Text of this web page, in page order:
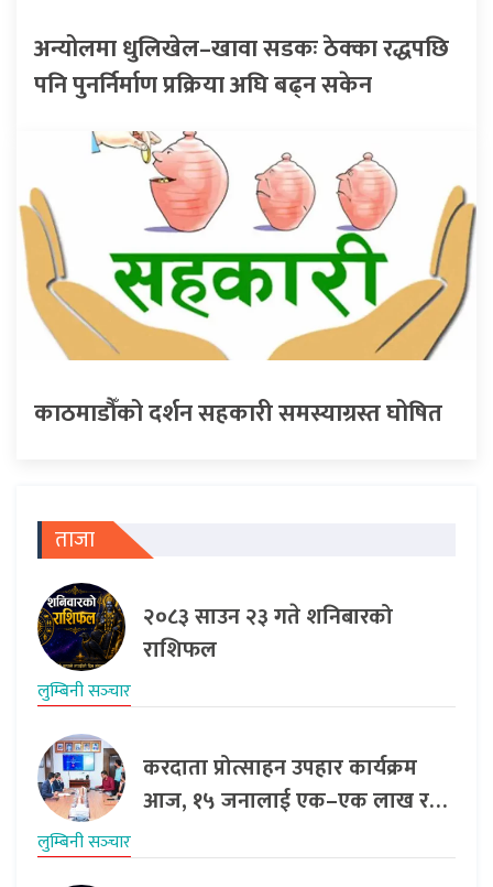
अन्योलमा धुलिखेल–खावा सडकः ठेक्का रद्धपछि
पनि पुनर्निर्माण प्रक्रिया अघि बढ्न सकेन
काठमाडौँको दर्शन सहकारी समस्याग्रस्त घोषित
ताजा
२०८३ साउन २३ गते शनिबारको
राशिफल
लुम्बिनी सञ्‍चार
करदाता प्रोत्साहन उपहार कार्यक्रम
आज, १५ जनालाई एक–एक लाख र…
लुम्बिनी सञ्‍चार